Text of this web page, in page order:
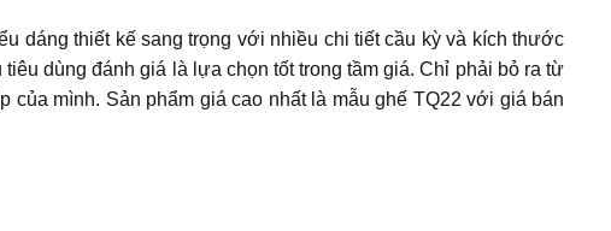
dáng thiết kế sang trọng với nhiều chi tiết cầu kỳ và kích thước
dùng đánh giá là lựa chọn tốt trong tầm giá. Chỉ phải bỏ ra từ
của mình. Sản phẩm giá cao nhất là mẫu ghế TQ22 với giá bán